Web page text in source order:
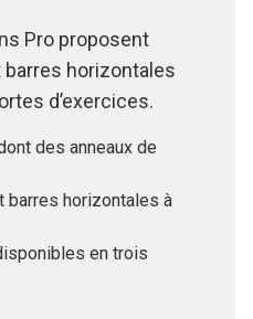
Pro proposent
horizontales
d’exercices.
des anneaux de
barres horizontales à
en trois